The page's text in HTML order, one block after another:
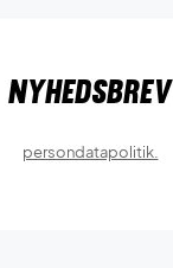
Nyhedsbrev
persondatapolitik.